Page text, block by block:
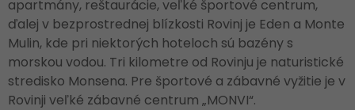
apartmány, reštaurácie, veľké športové centrum,
ďalej v bezprostrednej blízkosti Rovinj je Eden a Monte
Mulin, kde pri niektorých hoteloch sú bazény s
morskou vodou. Tri kilometre od Rovinju je naturistické
stredisko Monsena. Pre športové a zábavné vyžitie je v
Rovinji veľké zábavné centrum „MONVI“.